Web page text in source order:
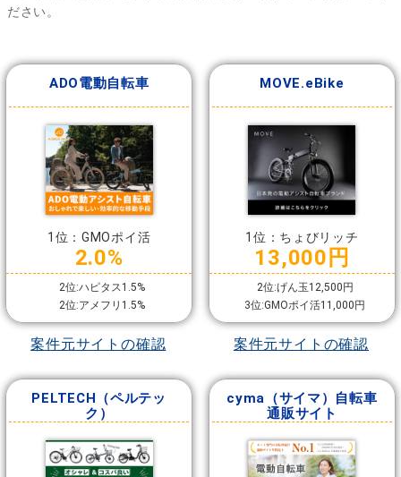
ださい。
ADO電動自転車
1位：GMOポイ活
2.0%
2位:ハピタス1.5%
2位:アメフリ1.5%
案件元サイトの確認
MOVE.eBike
1位：ちょびリッチ
13,000円
2位:げん玉12,500円
3位:GMOポイ活11,000円
案件元サイトの確認
PELTECH（ペルテッ
ク）
cyma（サイマ）自転車
通販サイト